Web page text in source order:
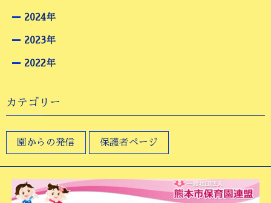
2024年
2023年
2022年
カテゴリー
園からの発信 保護者ページ